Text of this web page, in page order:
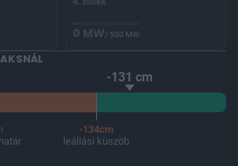
0 MW/ 500 MW
-131 cm
-134cm
leállási küszöb